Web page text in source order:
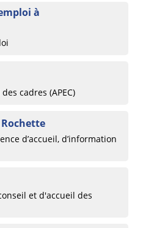
à
cadres (APEC)
d’accueil, d’information
et d'accueil des